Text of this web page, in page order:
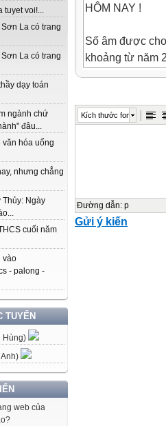
tuyet voi!...
La có trang
La có trang
dạy toán
ngành chứ
đâu...
văn hóa uống
nhưng chẳng
Thủy: Ngày
cuối năm
vào
- palong -
TUYẾN
Hùng)
web của
HÔM NAY !
Số âm được
khoảng từ năm
kết quả của
Chương này sẽ
thế giới các con
Kích thước font
Đường dẫn: p
Gửi ý kiến